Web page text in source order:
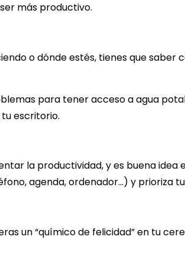
más productivo.
o dónde estés, tienes que
para tener acceso a agua
escritorio.
la productividad, y es buena
agenda, ordenador…) y prioriza
un “químico de felicidad” en tu